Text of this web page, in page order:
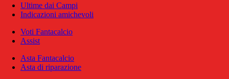
Ultime dai Campi
Indicazioni amichevoli
Voti Fantacalcio
Assist
Asta Fantacalcio
Asta di riparazione